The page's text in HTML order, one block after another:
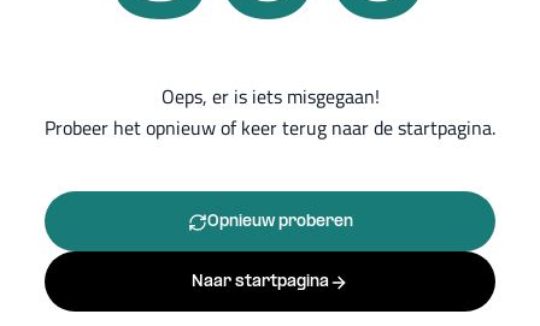
Oeps, er is iets misgegaan!
Probeer het opnieuw of keer terug naar de startpagina.
Opnieuw proberen
Naar startpagina